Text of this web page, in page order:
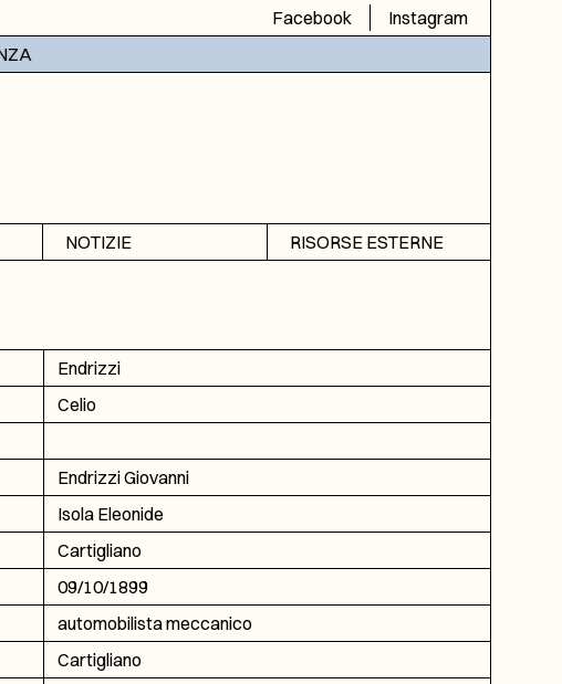
Facebook
Instagram
NOTIZIE
RISORSE ESTERNE
DGA
ICAR
Endrizzi
Celio
Endrizzi Giovanni
Isola Eleonide
Cartigliano
09/10/1899
automobilista meccanico
Cartigliano